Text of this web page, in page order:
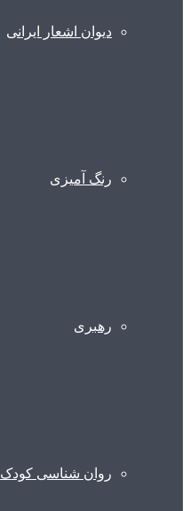
دیوان اشعار ایرانی
رنگ آمیزی
رهبری
روان شناسی کودک